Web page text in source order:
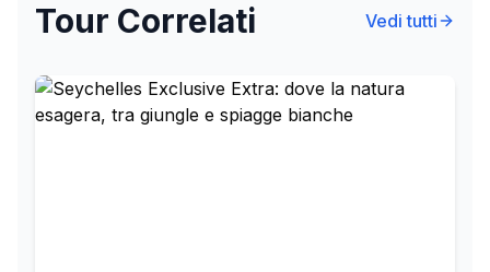
Tour Correlati Vedi tutti